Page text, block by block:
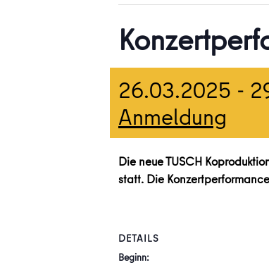
26.03.2025 -
Anmeldung
Die neue TUSCH
statt. Die
DETAILS
Beginn: